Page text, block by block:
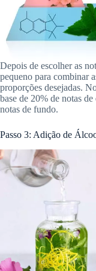
Depois de escolher as
pequeno para combinar
proporções desejadas.
base de 20% de notas
notas de fundo.
Passo 3: Adição de